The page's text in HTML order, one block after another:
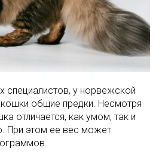
специалистов, у норвежской
общие предки. Несмотря
отличается, как умом, так и
При этом ее вес может